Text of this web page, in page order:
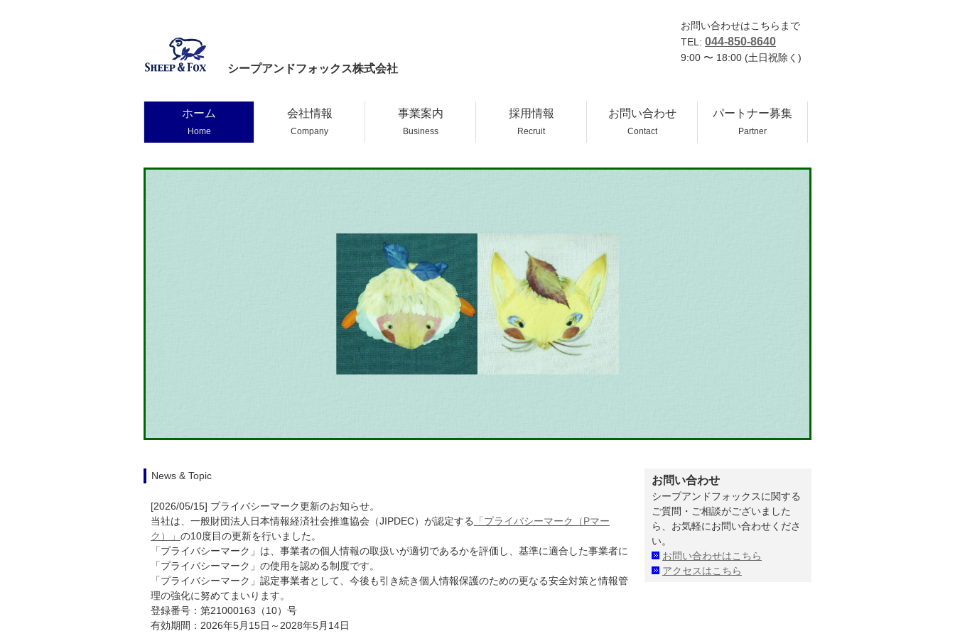
シープアンドフォックス株式会社
お問い合わせはこちらまで
TEL: 044-850-8640
9:00 〜 18:00 (土日祝除く)
ホーム
Home
会社情報
Company
事業案内
Business
採用情報
Recruit
お問い合わせ
Contact
パートナー募集
Partner
News & Topic
[2026/05/15] プライバシーマーク更新のお知らせ。
当社は、一般財団法人日本情報経済社会推進協会（JIPDEC）が認定する
「プライバシーマーク（Pマー
ク）」 の10度目の更新を行いました。
「プライバシーマーク」は、事業者の個人情報の取扱いが適切であるかを評価し、基準に適合した事業者に
「プライバシーマーク」の使用を認める制度です。
「プライバシーマーク」認定事業者として、今後も引き続き個人情報保護のための更なる安全対策と情報管
理の強化に努めてまいります。
登録番号：第21000163（10）号
有効期間：2026年5月15日～2028年5月14日
お問い合わせ
シープアンドフォックスに関する
ご質問・ご相談がございました
ら、お気軽にお問い合わせくださ
い。
お問い合わせはこちら
アクセスはこちら